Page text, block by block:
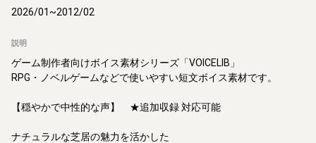
2026/01~2012/02
説明
ゲーム制作者向けボイス素材シリーズ「VOICELIB」
RPG・ノベルゲームなどで使いやすい短文ボイス素材です。
【穏やかで中性的な声】　★追加収録 対応可能
ナチュラルな芝居の魅力を活かした